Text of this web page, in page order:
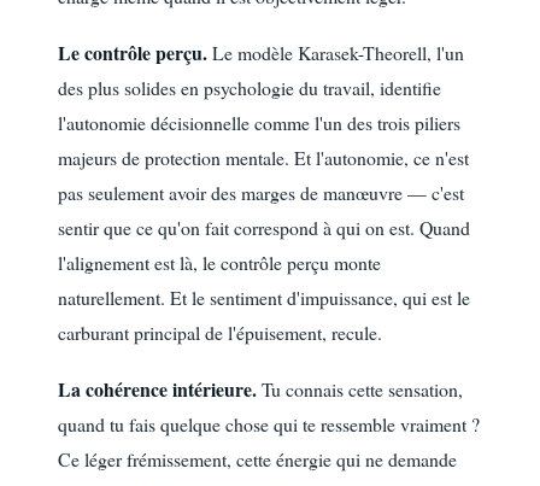
Le contrôle perçu.Le modèle Karasek-Theorell, l'un
des plus solides en psychologie du travail, identifie
l'autonomie décisionnelle comme l'un des trois piliers
majeurs de protection mentale. Et l'autonomie, ce n'est
pas seulement avoir des marges de manœuvre — c'est
sentir que ce qu'on fait correspond à qui on est. Quand
l'alignement est là, le contrôle perçu monte
naturellement. Et le sentiment d'impuissance, qui est le
carburant principal de l'épuisement, recule.
La cohérence intérieure.Tu connais cette sensation,
quand tu fais quelque chose qui te ressemble vraiment ?
Ce léger frémissement, cette énergie qui ne demande